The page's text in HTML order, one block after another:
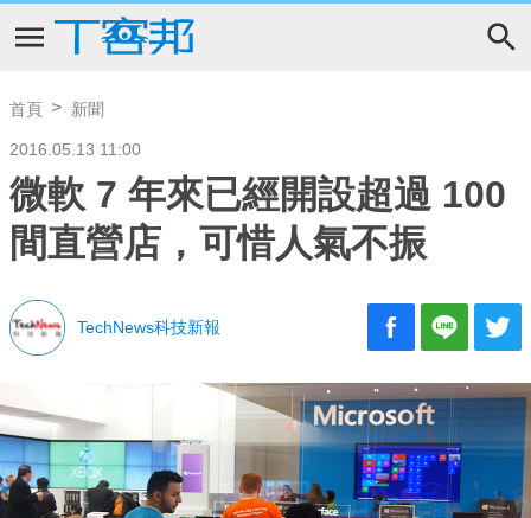
首頁 新聞
2016.05.13 11:00
微軟 7 年來已經開設超過 100
間直營店，可惜人氣不振
TechNews科技新報